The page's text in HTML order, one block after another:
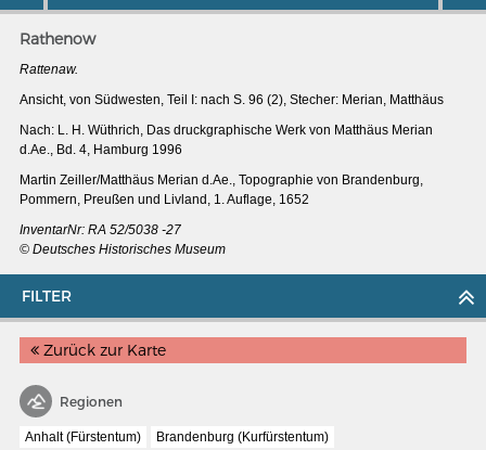
SHIP TYPES
Milestones in the history of European shipbuilding
FILTER
Zurück zur Karte
Regionen
Anhalt (Fürstentum)
Brandenburg (Kurfürstentum)
Rathenow
Rattenaw.
Ansicht, von Südwesten, Teil I: nach S. 96 (2), Stecher: Merian, Matthäus
Nach: L. H. Wüthrich, Das druckgraphische Werk von Matthäus Merian
d.Ae., Bd. 4, Hamburg 1996
Martin Zeiller/Matthäus Merian d.Ae., Topographie von Brandenburg,
Pommern, Preußen und Livland, 1. Auflage, 1652
InventarNr: RA 52/5038 -27
© Deutsches Historisches Museum